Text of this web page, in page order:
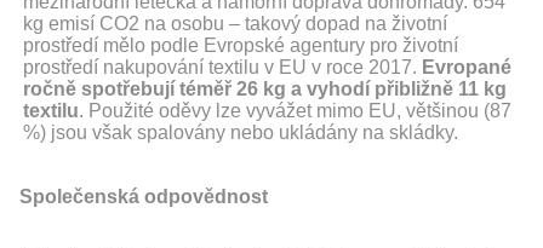
kg emisí CO2 na osobu – takový dopad na životní
prostředí mělo podle Evropské agentury pro životní
prostředí nakupování textilu v EU v roce 2017. Evropané
ročně spotřebují téměř 26 kg a vyhodí přibližně 11 kg
textilu. Použité oděvy lze vyvážet mimo EU, většinou (87
%) jsou však spalovány nebo ukládány na skládky.
Společenská odpovědnost